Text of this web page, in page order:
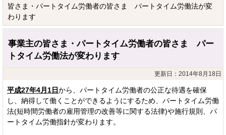
皆さま・パートタイム労働者の皆さま パートタイム労働法が変
わります
事業主の皆さま・パートタイム労働者の皆さま パー
トタイム労働法が変わります
更新日：2014年8月18日
平成27年4月1日から、パートタイム労働者の公正な待遇を確保
し、納得して働くことができるようにするため、パートタイム労働
法(短時間労働者の雇用管理の改善等に関する法律)や施行規則、パ
ートタイム労働指針が変わります。